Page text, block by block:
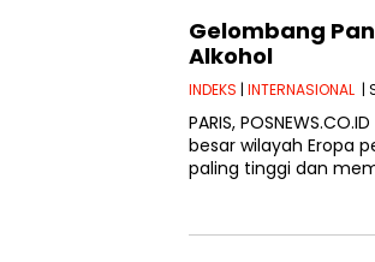
Gelombang
Alkohol
INDEKS | INTERNASIONAL |
PARIS,
besar wilayah Eropa
paling tinggi dan